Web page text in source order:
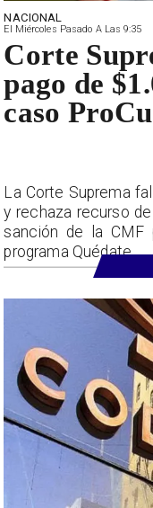
NACIONAL
El Miércoles Pasado A Las 9:35
Corte
pago de
caso
La Corte Suprema
y rechaza recurso
sanción de la CMF
programa Quédate.